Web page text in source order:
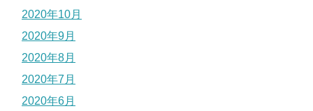
2020年10月
2020年9月
2020年8月
2020年7月
2020年6月